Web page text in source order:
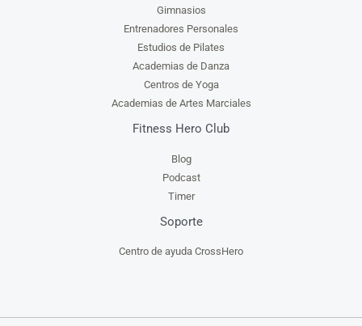
Gimnasios
Entrenadores Personales
Estudios de Pilates
Academias de Danza
Centros de Yoga
Academias de Artes Marciales
Fitness Hero Club
Blog
Podcast
Timer
Soporte
Centro de ayuda CrossHero